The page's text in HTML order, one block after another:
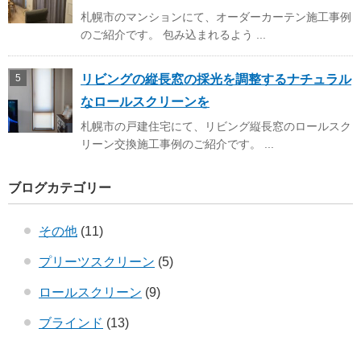
札幌市のマンションにて、オーダーカーテン施工事例
のご紹介です。 包み込まれるよう ...
リビングの縦長窓の採光を調整するナチュラル
なロールスクリーンを
札幌市の戸建住宅にて、リビング縦長窓のロールスク
リーン交換施工事例のご紹介です。 ...
ブログカテゴリー
その他 (11)
プリーツスクリーン (5)
ロールスクリーン (9)
ブラインド (13)